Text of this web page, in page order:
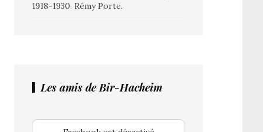
1918-1930. Rémy Porte.
Les amis de Bir-Hacheim